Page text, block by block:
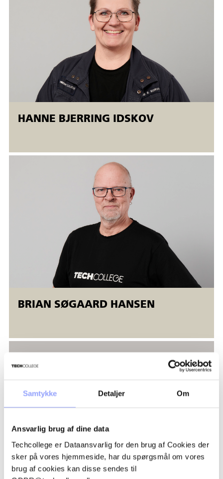
Samtykke Detaljer Om
Ansvarlig brug af dine data
Techcollege er Dataansvarlig for den brug af Cookies der
sker på vores hjemmeside, har du spørgsmål om vores
brug af cookies kan disse sendes til
ansatte og ledige. Åbent værksted betyder, at
der er mulighed for fleksibel start. Kurserne kører samtidig
på forskellige niveauer, og kursisterne bliver undervist
individuelt. Uddannelsen afsluttes, når den enkelte deltager
opfylder uddannelsens mål.
Der udstedes AMU-bevis
HANNE BJERRING IDSKOV
BRIAN SØGAARD HANSEN